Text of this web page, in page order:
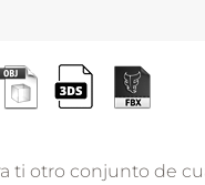
ti otro conjunto de